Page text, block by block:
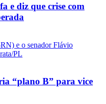
e diz que crise com
“plano B” para vice